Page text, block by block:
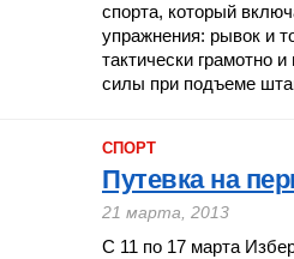
спорта, который
упражнения: рывок и
тактически грамотно
силы при подъеме
СПОРТ
Путевка на
21 марта, 2013
С 11 по 17 марта